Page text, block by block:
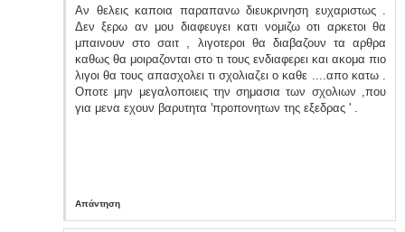
Αν θελεις καποια παραπανω διευκρινηση ευχαριστως .
Δεν ξερω αν μου διαφευγει κατι νομιζω οτι αρκετοι θα
μπαινουν στο σαιτ , λιγοτεροι θα διαβαζουν τα αρθρα
καθως θα μοιραζονται στο τι τους ενδιαφερει και ακομα πιο
λιγοι θα τους απασχολει τι σχολιαζει ο καθε ....απο κατω .
Οποτε μην μεγαλοποιεις την σημασια των σχολιων ,που
για μενα εχουν βαρυτητα 'προπονητων της εξεδρας ' .
Απάντηση